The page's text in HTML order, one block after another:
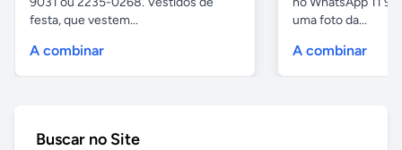
festa, que vestem...
A combinar
uma foto da...
A combinar
Buscar no Site